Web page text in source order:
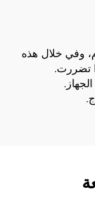
وفي خلال هذه
تضررت.